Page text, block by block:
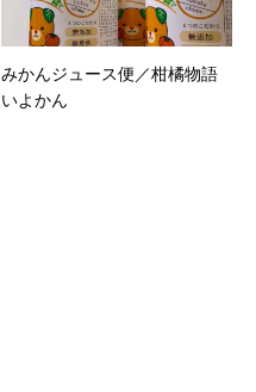
みかんジュース便／柑橘物語
いよかん